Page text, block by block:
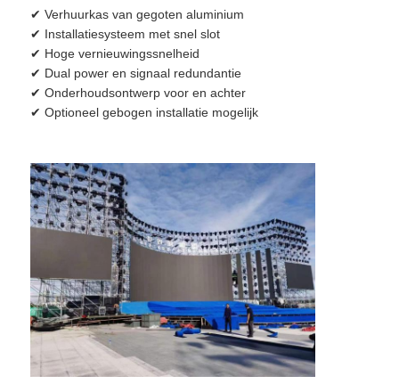
SMD LED Scherm
Buiten LED-displaybord
✔ Verhuurkas van gegoten aluminium
✔ Installatiesysteem met snel slot
✔ Hoge vernieuwingssnelheid
✔ Dual power en signaal redundantie
✔ Onderhoudsontwerp voor en achter
✔ Optioneel gebogen installatie mogelijk